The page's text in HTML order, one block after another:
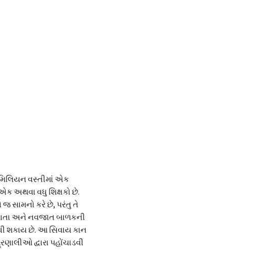
વસ્તીમાં એક
અથવા વધુ શિક્ષકો છે.
જ સામનો કરે છે, પરંતુ તે
અને નવજાત બાળકની
શકાય છે. આ સિવાય કાન
દ્વારા પહોંચાડવી